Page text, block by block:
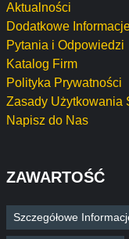
Aktualności
Dodatkowe
Pytania i Odpowiedzi
Katalog Firm
Polityka Prywatności
Zasady Użytkowania
Napisz do Nas
ZAWARTOŚĆ
Szczegółowe